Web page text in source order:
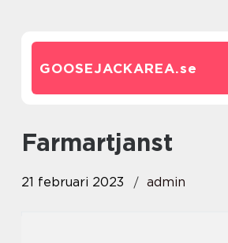
GOOSEJACKAREA.se
farmartjanst
21 februari 2023 admin